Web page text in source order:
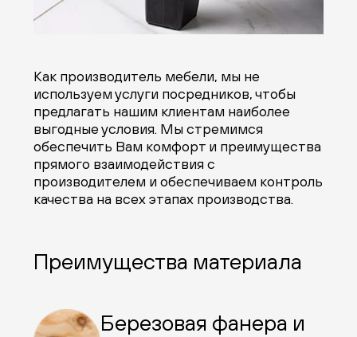
Как производитель мебели, мы не
используем услуги посредников, чтобы
предлагать нашим клиентам наиболее
выгодные условия. Мы стремимся
обеспечить Вам комфорт и преимущества
прямого взаимодействия с
производителем и обеспечиваем контроль
качества на всех этапах производства.
Преимущества материала
Березовая фанера и